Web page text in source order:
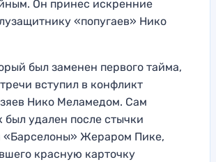
Он принес искренние
«попугаев» Нико
был заменен первого тайма,
вступил в конфликт
Нико Меламедом. Сам
был удален после стычки
«Барселоны» Жераром Пике,
красную карточку